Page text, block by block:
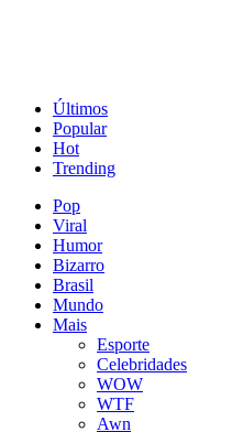
Últimos
Popular
Hot
Trending
Pop
Viral
Humor
Bizarro
Brasil
Mundo
Mais
Esporte
Celebridades
WOW
WTF
Awn